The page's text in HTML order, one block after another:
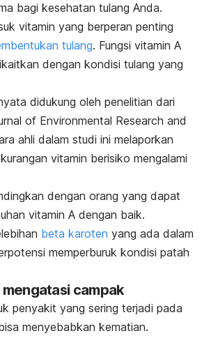
bagi kesehatan tulang Anda.
vitamin yang berperan penting
tulang. Fungsi vitamin A
dengan kondisi tulang yang
didukung oleh penelitian dari
of Environmental Research and
ahli dalam studi ini melaporkan
vitamin berisiko mengalami
dengan orang yang dapat
vitamin A dengan baik.
beta karoten yang ada dalam
memperburuk kondisi patah
campak
penyakit yang sering terjadi pada
menyebabkan kematian.